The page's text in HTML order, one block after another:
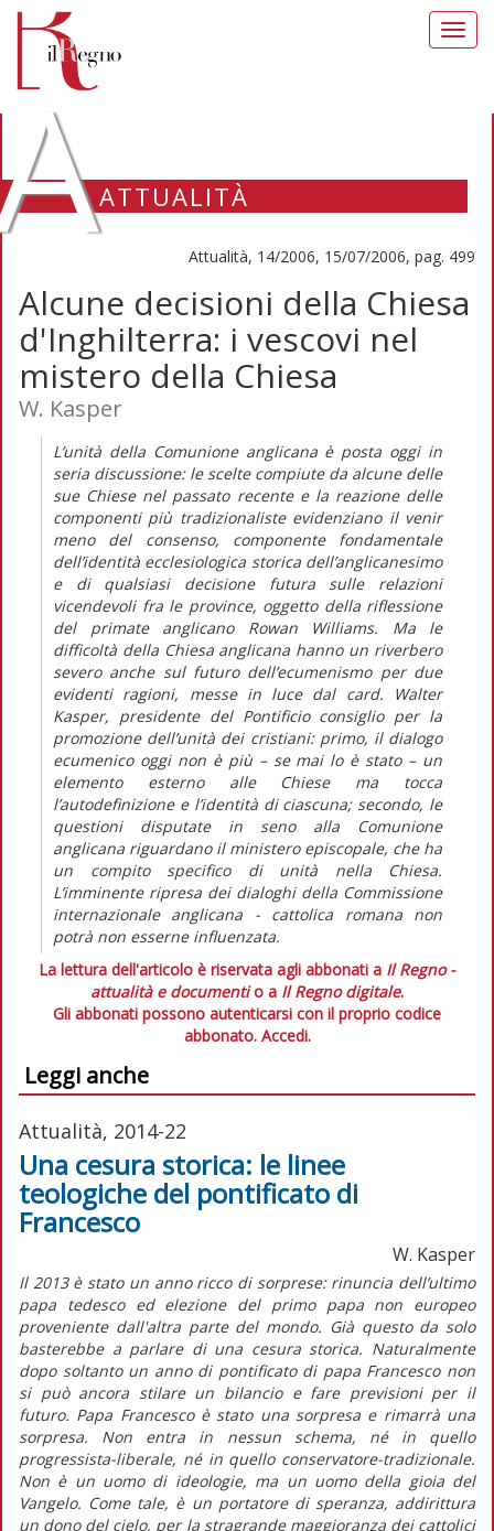
ATTUALITÀ
Attualità, 14/2006, 15/07/2006, pag. 499
Alcune decisioni della Chiesa
d'Inghilterra: i vescovi nel
mistero della Chiesa
W. Kasper
L’unità della Comunione anglicana è posta oggi in
seria discussione: le scelte compiute da alcune delle
sue Chiese nel passato recente e la reazione delle
componenti più tradizionaliste evidenziano il venir
meno del consenso, componente fondamentale
dell’identità ecclesiologica storica dell’anglicanesimo
e di qualsiasi decisione futura sulle relazioni
vicendevoli fra le province, oggetto della riflessione
del primate anglicano Rowan Williams. Ma le
difficoltà della Chiesa anglicana hanno un riverbero
severo anche sul futuro dell’ecumenismo per due
evidenti ragioni, messe in luce dal card. Walter
Kasper, presidente del Pontificio consiglio per la
promozione dell’unità dei cristiani: primo, il dialogo
ecumenico oggi non è più – se mai lo è stato – un
elemento esterno alle Chiese ma tocca
l’autodefinizione e l’identità di ciascuna; secondo, le
questioni disputate in seno alla Comunione
anglicana riguardano il ministero episcopale, che ha
un compito specifico di unità nella Chiesa.
L’imminente ripresa dei dialoghi della Commissione
internazionale anglicana - cattolica romana non
potrà non esserne influenzata.
La lettura dell'articolo è riservata agli abbonati a Il Regno -
attualità e documentio a Il Regno digitale.
Gli abbonati possono autenticarsi con il proprio codice
abbonato. Accedi.
Leggi anche
Attualità, 2014-22
Una cesura storica: le linee
teologiche del pontificato di
Francesco
W. Kasper
Il 2013 è stato un anno ricco di sorprese: rinuncia dell’ultimo
papa tedesco ed elezione del primo papa non europeo
proveniente dall'altra parte del mondo. Già questo da solo
basterebbe a parlare di una cesura storica. Naturalmente
dopo soltanto un anno di pontificato di papa Francesco non
si può ancora stilare un bilancio e fare previsioni per il
futuro. Papa Francesco è stato una sorpresa e rimarrà una
sorpresa. Non entra in nessun schema, né in quello
progressista-liberale, né in quello conservatore-tradizionale.
Non è un uomo di ideologie, ma un uomo della gioia del
Vangelo. Come tale, è un portatore di speranza, addirittura
un dono del cielo, per la stragrande maggioranza dei cattolici